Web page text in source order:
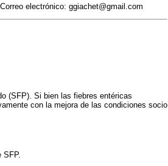
electrónico: ggiachet@gmail.com
(SFP). Si bien las fiebres entéricas
con la mejora de las condiciones socio